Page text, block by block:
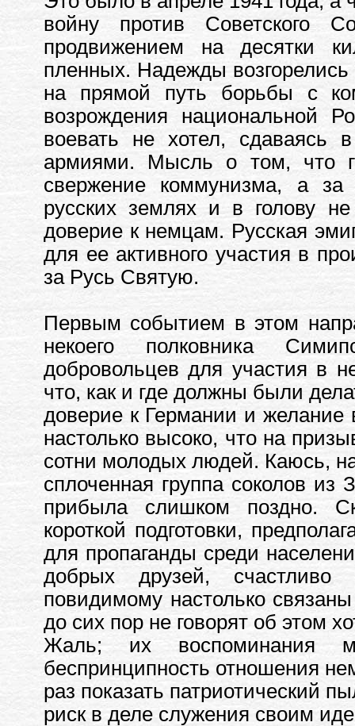
войну против Советского
продвижением на десятки
пленных. Надежды
на прямой путь борьбы с
возрождения национальной
воевать не хотел,
армиями. Мысль о том, что
свержение коммунизма, а за
русских землях и в голову
доверие к немцам. Русская
для ее активного участия в
за Русь Святую.
Первым событием в этом
некоего полковника
добровольцев для участия в
что, как и где должны были
доверие к Германии и
настолько высоко, что на
сотни молодых людей. Каюсь,
сплоченная группа соколов
прибыла слишком поздно.
короткой подготовки,
для пропаганды среди
добрых друзей,
повидимому настолько
до сих пор не говорят об этом
Жаль; их воспоминания
беспринципность отношения
раз показать патриотический
риск в деле служения своим